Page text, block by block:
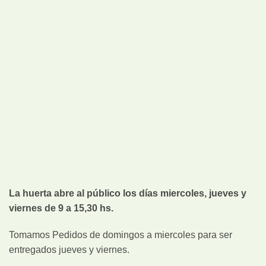
La huerta abre al público los días miercoles, jueves y
viernes de 9 a 15,30 hs.
Tomamos Pedidos de domingos a miercoles para ser
entregados jueves y viernes.